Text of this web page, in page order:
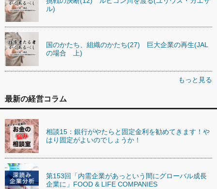
ル)
国のかたち、組織のかたち(27) 巨大企業の再生(JAL
の場合 上)
もっと見る
最新の経営コラム
相談15：銀行がやたらと固定金利を勧めてきます！や
はり固定がよいのでしょうか！
第153回「内需企業があっという間にグローバル成長
企業に」FOOD & LIFE COMPANIES